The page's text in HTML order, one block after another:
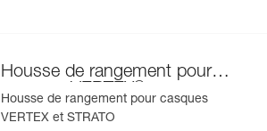
Housse de rangement pour
casques VERTEX
STRATO ®
Housse de rangement pour casques
VERTEX et STRATO